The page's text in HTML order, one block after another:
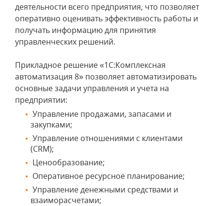
деятельности всего предприятия, что позволяет
оперативно оценивать эффективность работы и
получать информацию для принятия
управленческих решений.
Прикладное решение «1С:Комплексная
автоматизация 8» позволяет автоматизировать
основные задачи управления и учета на
предприятии:
Управление продажами, запасами и
закупками;
Управление отношениями с клиентами
(CRM);
Ценообразование;
Оперативное ресурсное планирование;
Управление денежными средствами и
взаиморасчетами;